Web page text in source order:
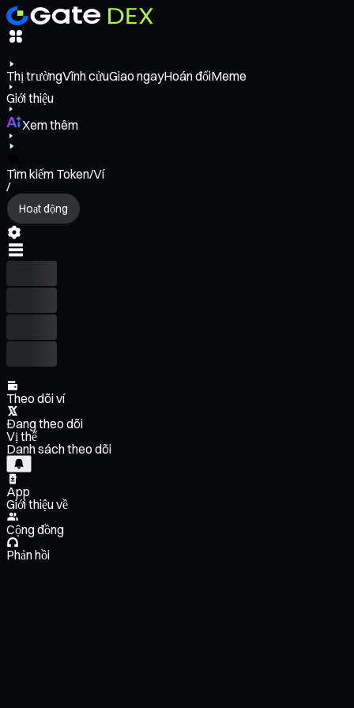
Thị trườngVĩnh cửuGiao ngayHoán đổiMeme
Giới thiệu
Xem thêm
Tìm kiếm Token/Ví
/
Hoạt động
Theo dõi ví
Đang theo dõi
Vị thế
Danh sách theo dõi
App
Giới thiệu về
Cộng đồng
Phản hồi